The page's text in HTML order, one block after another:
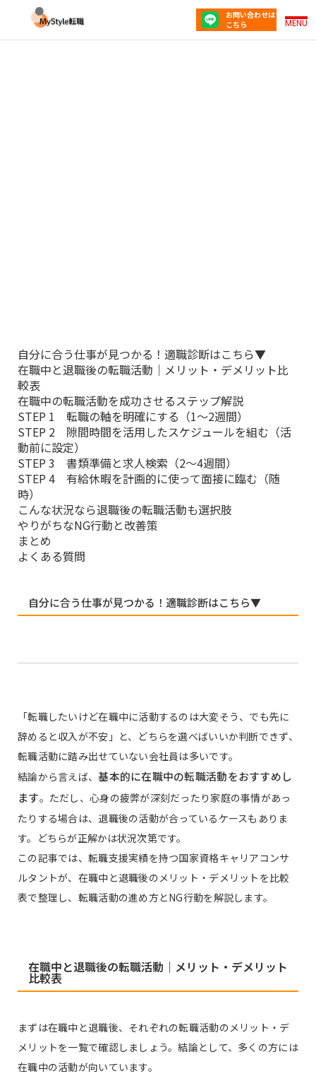
自分に合う仕事が見つかる！適職診断はこちら▼
在職中と退職後の転職活動｜メリット・デメリット比
較表
在職中の転職活動を成功させるステップ解説
STEP 1 転職の軸を明確にする（1〜2週間）
STEP 2 隙間時間を活用したスケジュールを組む（活
動前に設定）
STEP 3 書類準備と求人検索（2〜4週間）
STEP 4 有給休暇を計画的に使って面接に臨む（随
時）
こんな状況なら退職後の転職活動も選択肢
やりがちなNG行動と改善策
まとめ
よくある質問
自分に合う仕事が見つかる！適職診断はこちら▼
「転職したいけど在職中に活動するのは大変そう、でも先に
辞めると収入が不安」と、どちらを選べばいいか判断できず、
転職活動に踏み出せていない会社員は多いです。
結論から言えば、基本的に在職中の転職活動をおすすめし
ます。ただし、心身の疲弊が深刻だったり家庭の事情があっ
たりする場合は、退職後の活動が合っているケースもありま
す。どちらが正解かは状況次第です。
この記事では、転職支援実績を持つ国家資格キャリアコンサ
ルタントが、在職中と退職後のメリット・デメリットを比較
表で整理し、転職活動の進め方とNG行動を解説します。
在職中と退職後の転職活動｜メリット・デメリット
比較表
まずは在職中と退職後、それぞれの転職活動のメリット・デ
メリットを一覧で確認しましょう。結論として、多くの方には
在職中の活動が向いています。
お問い合わせは
こちら
MENU